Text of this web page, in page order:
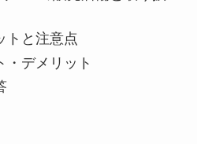
トと注意点
・デメリット